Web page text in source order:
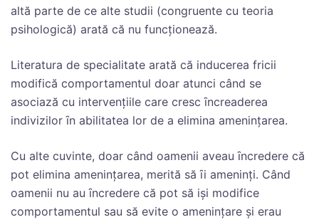
altă parte de ce alte studii (congruente cu teoria
psihologică) arată că nu funcţionează.
Literatura de specialitate arată că inducerea fricii
modifică comportamentul doar atunci când se
asociază cu intervenţiile care cresc ȋncreaderea
indivizilor ȋn abilitatea lor de a elimina ameninţarea.
Cu alte cuvinte, doar când oamenii aveau ȋncredere că
pot elimina ameninţarea, merită să ȋi ameninţi. Când
oamenii nu au ȋncredere că pot să işi modifice
comportamentul sau să evite o ameninţare şi erau